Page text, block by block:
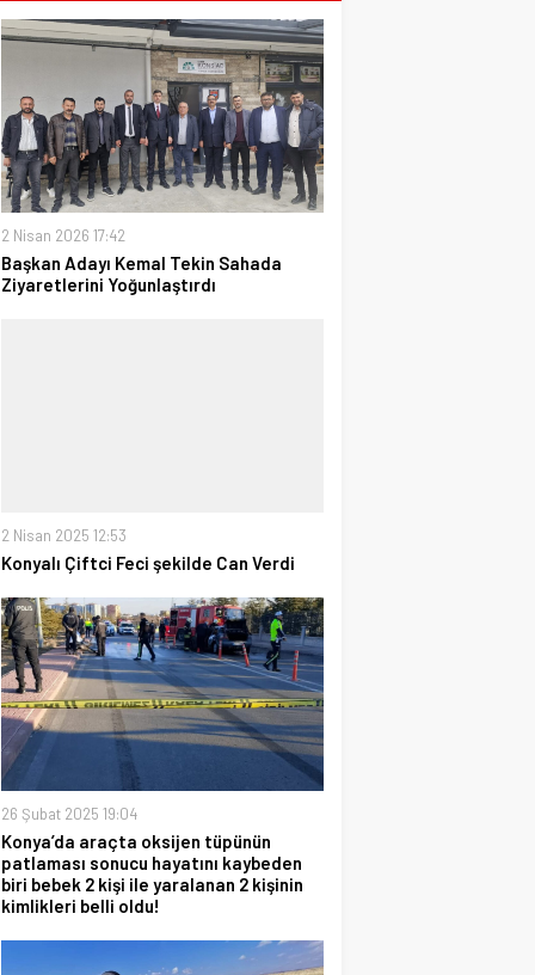
2 Nisan 2026 17:42
Başkan Adayı Kemal Tekin Sahada
Ziyaretlerini Yoğunlaştırdı
2 Nisan 2025 12:53
Konyalı Çiftci Feci şekilde Can Verdi
26 Şubat 2025 19:04
Konya’da araçta oksijen tüpünün
patlaması sonucu hayatını kaybeden
biri bebek 2 kişi ile yaralanan 2 kişinin
kimlikleri belli oldu!